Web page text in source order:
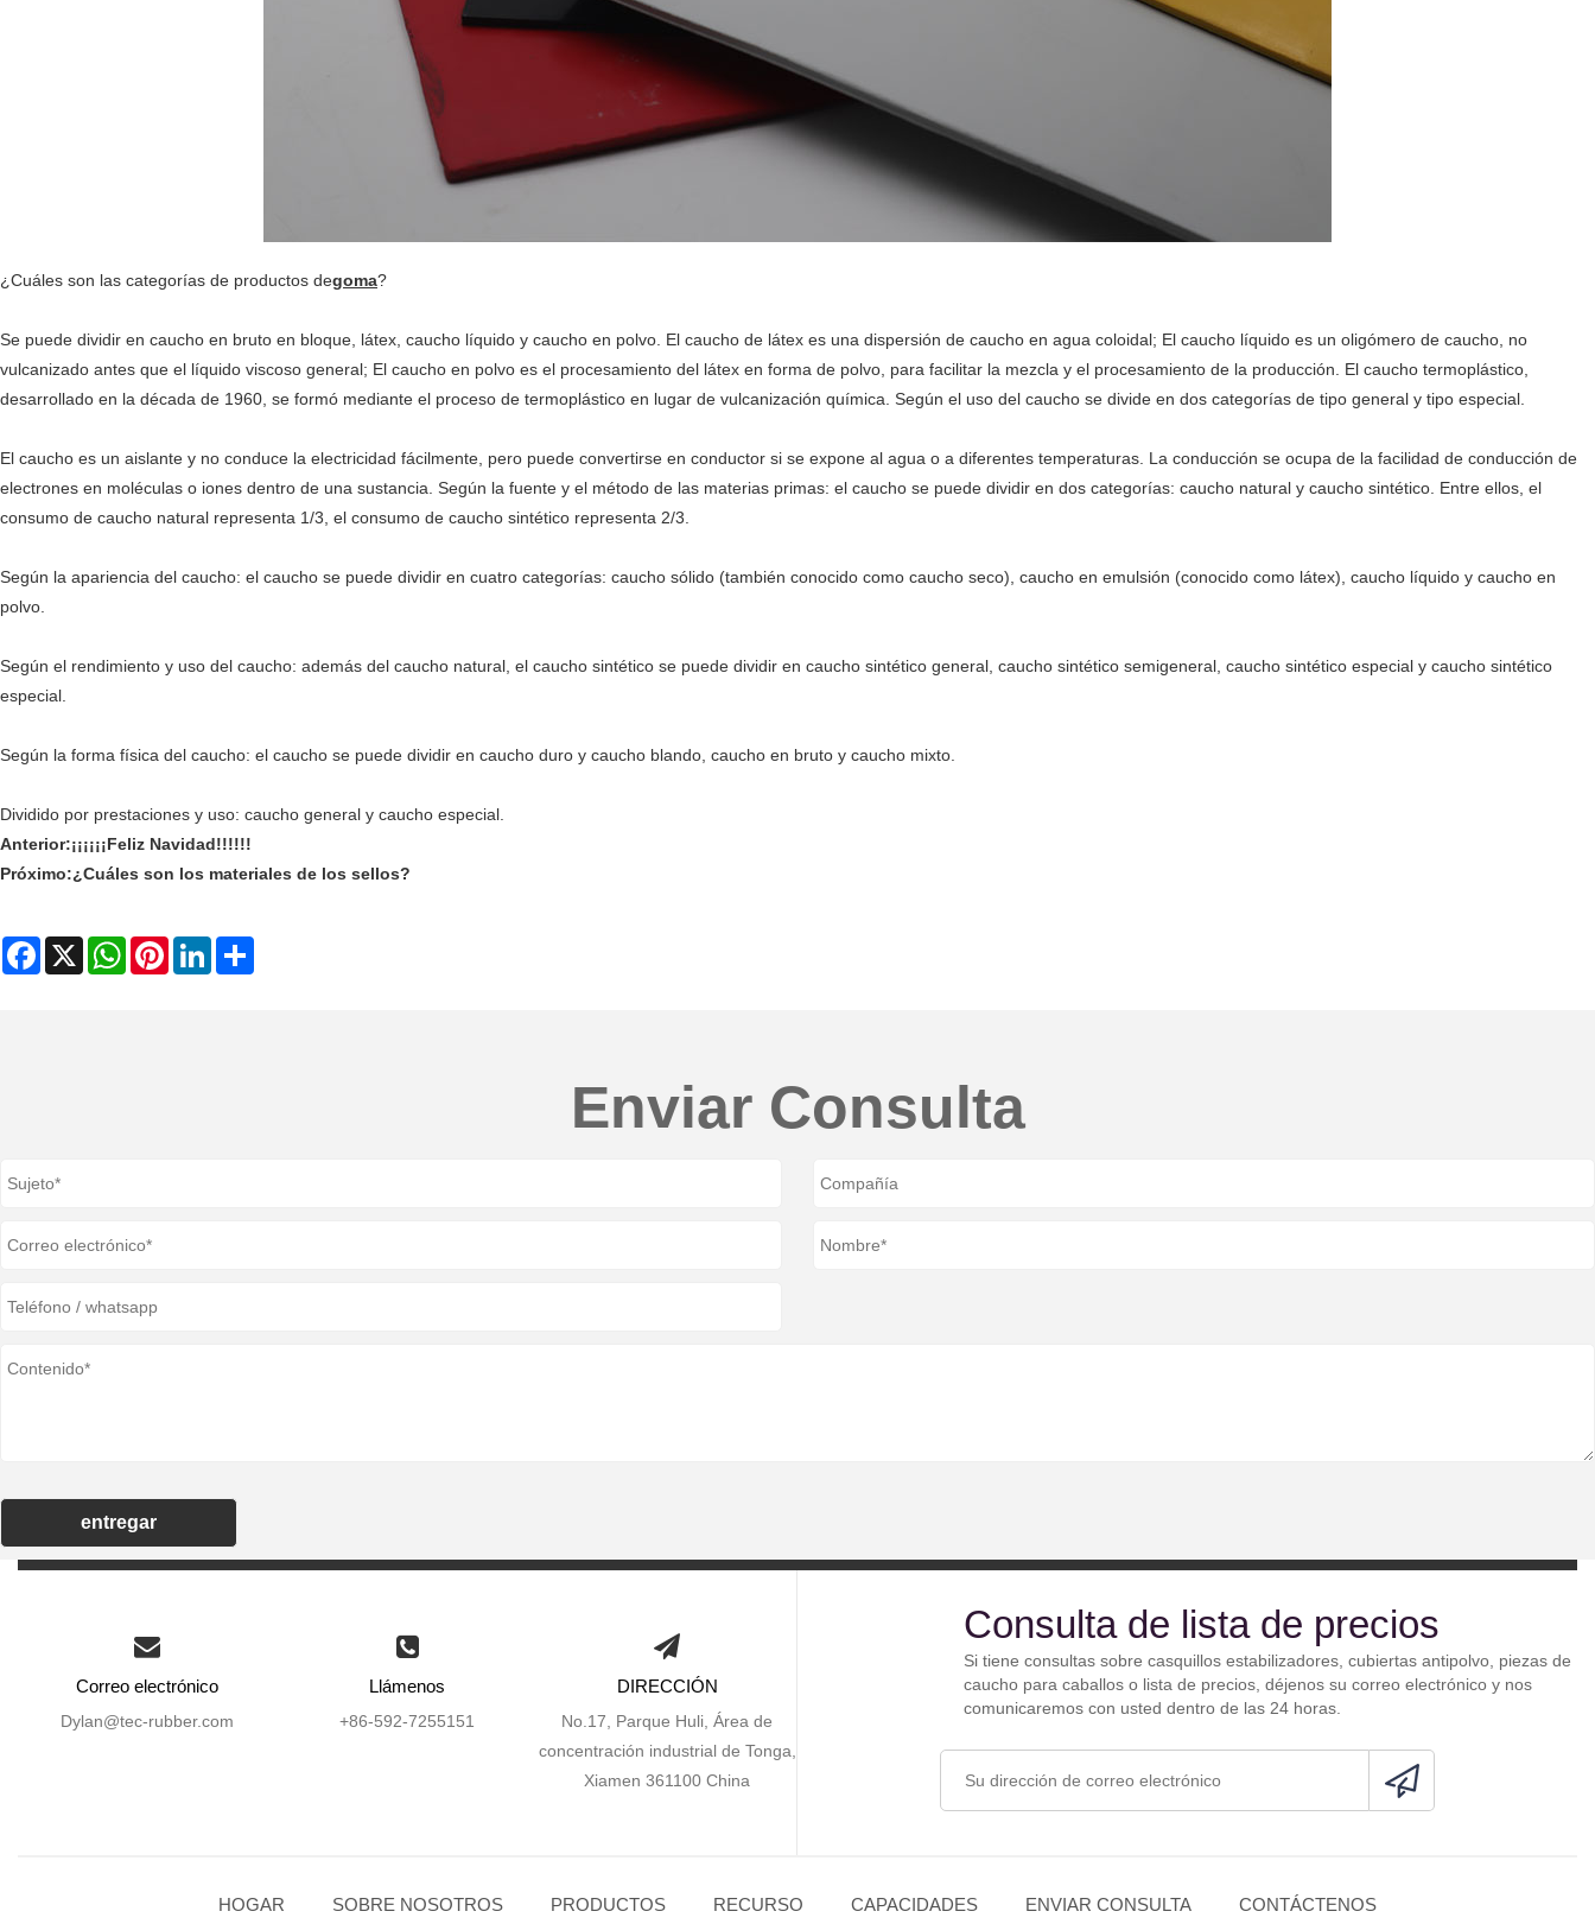
¿Cuáles son las categorías de productos degoma?
Se puede dividir en caucho en bruto en bloque, látex, caucho líquido y caucho en polvo. El caucho de látex es una dispersión de caucho en agua coloidal; El caucho líquido es un oligómero de caucho, no
vulcanizado antes que el líquido viscoso general; El caucho en polvo es el procesamiento del látex en forma de polvo, para facilitar la mezcla y el procesamiento de la producción. El caucho termoplástico,
desarrollado en la década de 1960, se formó mediante el proceso de termoplástico en lugar de vulcanización química. Según el uso del caucho se divide en dos categorías de tipo general y tipo especial.
El caucho es un aislante y no conduce la electricidad fácilmente, pero puede convertirse en conductor si se expone al agua o a diferentes temperaturas. La conducción se ocupa de la facilidad de conducción de
electrones en moléculas o iones dentro de una sustancia. Según la fuente y el método de las materias primas: el caucho se puede dividir en dos categorías: caucho natural y caucho sintético. Entre ellos, el
consumo de caucho natural representa 1/3, el consumo de caucho sintético representa 2/3.
Según la apariencia del caucho: el caucho se puede dividir en cuatro categorías: caucho sólido (también conocido como caucho seco), caucho en emulsión (conocido como látex), caucho líquido y caucho en
polvo.
Según el rendimiento y uso del caucho: además del caucho natural, el caucho sintético se puede dividir en caucho sintético general, caucho sintético semigeneral, caucho sintético especial y caucho sintético
especial.
Según la forma física del caucho: el caucho se puede dividir en caucho duro y caucho blando, caucho en bruto y caucho mixto.
Dividido por prestaciones y uso: caucho general y caucho especial.
Anterior:¡¡¡¡¡¡Feliz Navidad!!!!!!
Próximo:¿Cuáles son los materiales de los sellos?
Facebook
X WhatsAppPinterestLinkedIn
Enviar Consulta
entregar
Correo electrónico
Dylan@tec-rubber.com
Llámenos
+86-592-7255151
DIRECCIÓN
No.17, Parque Huli, Área de
concentración industrial de Tonga,
Xiamen 361100 China
Consulta de lista de precios
Si tiene consultas sobre casquillos estabilizadores, cubiertas antipolvo, piezas de
caucho para caballos o lista de precios, déjenos su correo electrónico y nos
comunicaremos con usted dentro de las 24 horas.
HOGAR SOBRE NOSOTROS PRODUCTOS RECURSO CAPACIDADES ENVIAR CONSULTA CONTÁCTENOS